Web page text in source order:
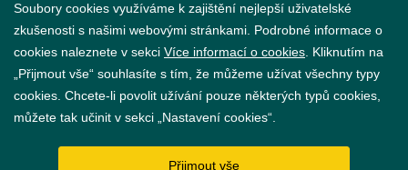
GDPR
Soubory cookies využíváme k zajištění nejlepší uživatelské
zkušenosti s našimi webovými stránkami. Podrobné informace o
cookies naleznete v sekci Více informací o cookies . Kliknutím na
„Přijmout vše“ souhlasíte s tím, že můžeme užívat všechny typy
cookies. Chcete-li povolit užívání pouze některých typů cookies,
můžete tak učinit v sekci „Nastavení cookies“.
Přijmout vše